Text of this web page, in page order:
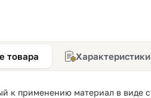
товара Характеристики
к применению материал в виде